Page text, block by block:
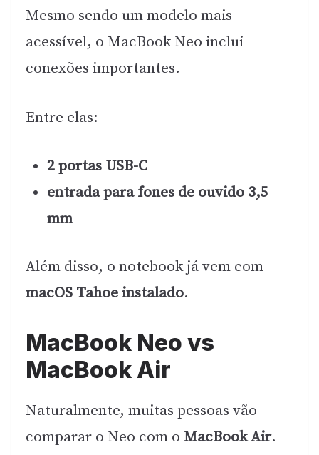
Mesmo sendo um modelo mais
acessível, o MacBook Neo inclui
conexões importantes.
Entre elas:
2 portas USB-C
entrada para fones de ouvido 3,5
mm
Além disso, o notebook já vem com
macOS Tahoe instalado.
MacBook Neo vs
MacBook Air
Naturalmente, muitas pessoas vão
comparar o Neo com o MacBook Air.